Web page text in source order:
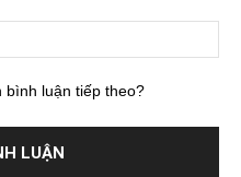
bình luận tiếp theo?